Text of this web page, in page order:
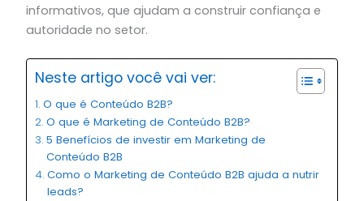
informativos, que ajudam a construir confiança e
autoridade no setor.
Neste artigo você vai ver:
O que é Conteúdo B2B?
O que é Marketing de Conteúdo B2B?
5 Benefícios de investir em Marketing de
Conteúdo B2B
Como o Marketing de Conteúdo B2B ajuda a nutrir
leads?